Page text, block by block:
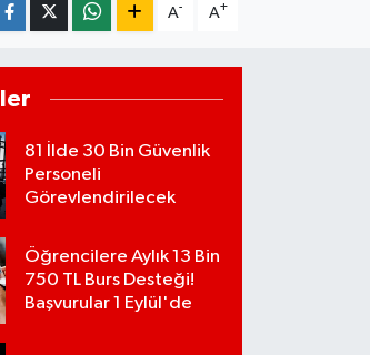
A- A+
81 İlde 30 Bin Güvenlik
Personeli
Görevlendirilecek
Öğrencilere Aylık 13 Bin
750 TL Burs Desteği!
Başvurular 1 Eylül'de